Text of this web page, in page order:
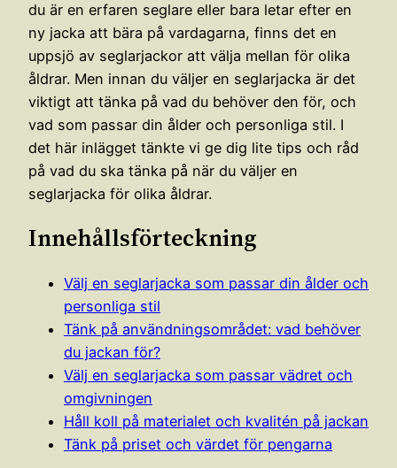
du är en erfaren seglare eller bara letar efter en
ny jacka att bära på vardagarna, finns det en
uppsjö av seglarjackor att välja mellan för olika
åldrar. Men innan du väljer en seglarjacka är det
viktigt att tänka på vad du behöver den för, och
vad som passar din ålder och personliga stil. I
det här inlägget tänkte vi ge dig lite tips och råd
på vad du ska tänka på när du väljer en
seglarjacka för olika åldrar.
Innehållsförteckning
Välj en seglarjacka som passar din ålder och
personliga stil
Tänk på användningsområdet: vad behöver
du jackan för?
Välj en seglarjacka som passar vädret och
omgivningen
Håll koll på materialet och kvalitén på jackan
Tänk på priset och värdet för pengarna